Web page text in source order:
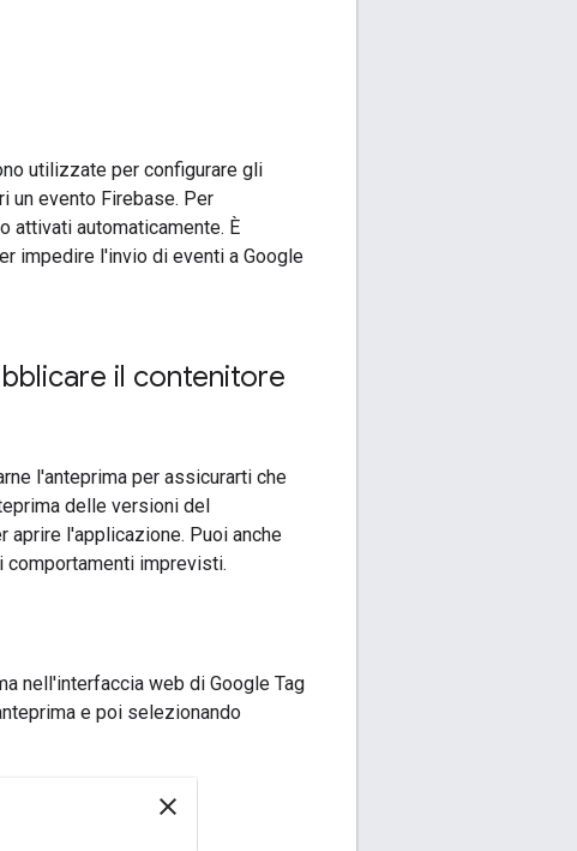
utilizzate per configurare gli
un evento Firebase. Per
attivati automaticamente. È
impedire l'invio di eventi a Google
il contenitore
l'anteprima per assicurarti che
delle versioni del
aprire l'applicazione. Puoi anche
imprevisti.
nell'interfaccia web di Google Tag
e poi selezionando